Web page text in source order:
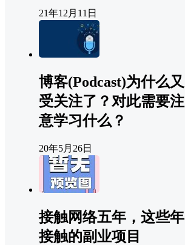
21年12月11日
博客(Podcast)为什么又
受关注了？对此需要注
意学习什么？
20年5月26日
接触网络五年，这些年
接触的副业项目